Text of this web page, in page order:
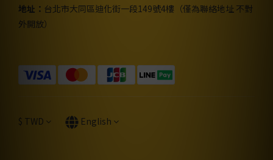
地址： 台北市大同區迪化街一段149號4樓（僅為聯絡地址 不對
外開放）
$ TWD English